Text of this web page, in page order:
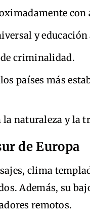
y educación
criminalidad.
países más
la naturaleza y la
de Europa
clima
Además, su
remotos.